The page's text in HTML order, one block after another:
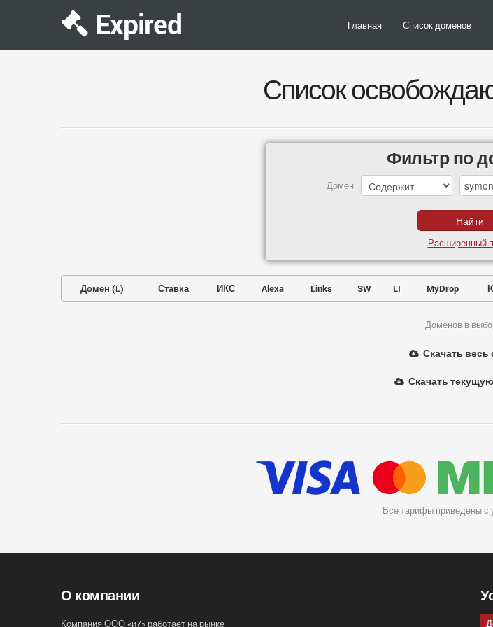
Expired Главная Список доменов
Список
Фильтр по
Домен
Расширенный
Домен (L) Ставка ИКС Alexa Links SW LI MyDrop
Доменов в
Скачать весь
Скачать
Все тарифы приведены с
О компании
Компания ООО «и7» работает на рынке